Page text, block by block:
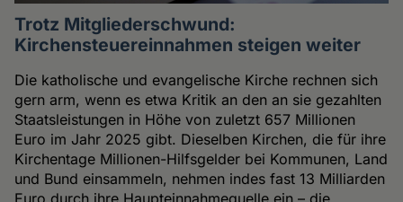
Trotz Mitgliederschwund:
Kirchensteuereinnahmen steigen weiter
Die katholische und evangelische Kirche rechnen sich
gern arm, wenn es etwa Kritik an den an sie gezahlten
Staatsleistungen in Höhe von zuletzt 657 Millionen
Euro im Jahr 2025 gibt. Dieselben Kirchen, die für ihre
Kirchentage Millionen-Hilfsgelder bei Kommunen, Land
und Bund einsammeln, nehmen indes fast 13 Milliarden